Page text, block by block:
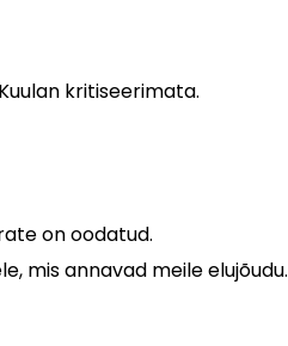
kritiseerimata.
on oodatud.
mis annavad meile elujõudu.